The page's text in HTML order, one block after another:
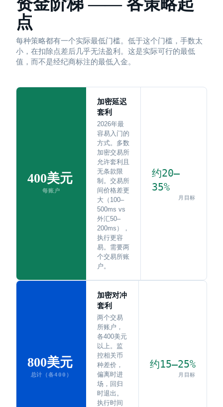
资金阶梯 —— 各策略起
点
每种策略都有一个实际最低门槛。低于这个门槛，手数太
小，在扣除点差后几乎无法盈利。这是实际可行的最低
值，而不是经纪商标注的最低入金。
400美元
每账户
加密延迟
套利
2026年最
容易入门的
方式。多数
加密交易所
允许套利且
无条款限
制。交易所
间价格差更
大（100–
500ms vs
外汇50–
200ms），
执行更容
易。需要两
个交易所账
户。
约20–
35%
月目标
800美元
总计（各400）
加密对冲
套利
两个交易
所账户，
各400美元
以上。监
控相关币
种差价，
偏离时进
场，回归
时退出。
执行时间
约15–25%
月目标